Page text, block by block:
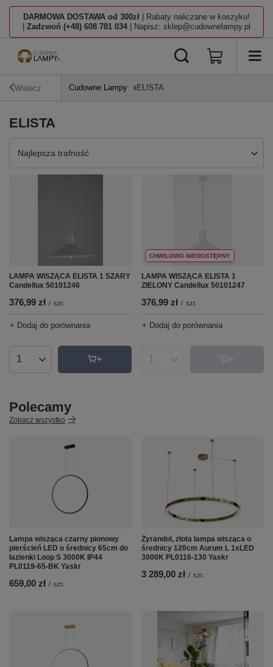
DARMOWA DOSTAWA od 300zł | Rabaty naliczane w koszyku!
Zadzwoń (+48) 608 781 034 | Napisz: sklep@cudownelampy.pl
Wstecz Cudowne Lampy ELISTA
ELISTA
Zmień sortowanie
Najlepsza trafność
LAMPA WISZĄCA ELISTA 1 SZARY
Candellux 50101246
376,99 zł / szt.
+ Dodaj do porównania
Ilość produktów
CHWILOWO NIEDOSTĘPNY
LAMPA WISZĄCA ELISTA 1
ZIELONY Candellux 50101247
376,99 zł / szt.
+ Dodaj do porównania
Ilość produktów
Polecamy
Zobacz wszystko
Lampa wisząca czarny pionowy
pierścień LED o średnicy 65cm do
łazienki Loop S 3000K IP44
PL0119-65-BK Yaskr
659,00 zł / szt.
Żyrandol, złota lampa wisząca o
średnicy 120cm Aurum L 1xLED
3000K PL0116-130 Yaskr
3 289,00 zł / szt.